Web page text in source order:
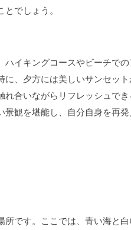
でしょう。
イキングコースやビーチで
、夕方には美しいサンセッ
れ合いながらリフレッシュで
観を堪能し、自分自身を再
所です。ここでは、青い海と